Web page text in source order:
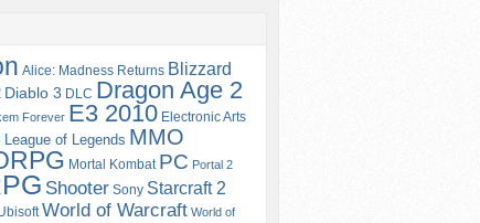
Alice: Madness Returns Blizzard
Diablo 3 DLC Dragon Age 2
Forever E3 2010 Electronic Arts
League of Legends MMO
Mortal Kombat PC Portal 2
Shooter Sony Starcraft 2
World of Warcraft World of